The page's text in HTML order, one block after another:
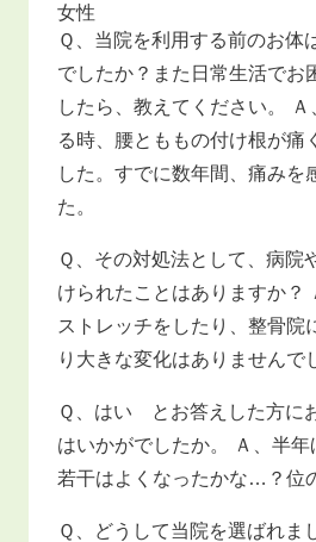
女性
Ｑ、当院を利用する前のお体
でしたか？また日常生活でお
したら、教えてください。
る時、腰とももの付け根が痛
した。すでに数年間、痛みを
た。
Ｑ、その対処法として、病院
けられたことはありますか？
ストレッチをしたり、整骨院
り大きな変化はありませんで
Ｑ、はい とお答えした方に
はいかがでしたか。 Ａ、半年
若干はよくなったかな…？位
Ｑ、どうして当院を選ばれま